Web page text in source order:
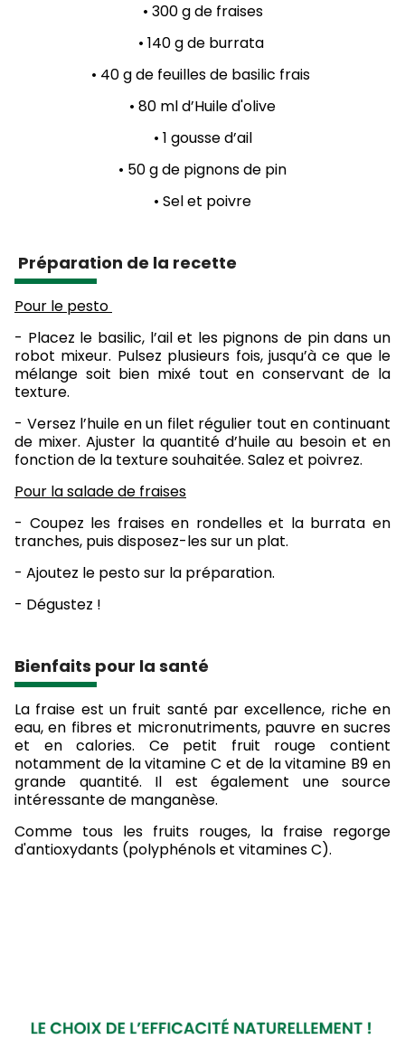
• 300 g de fraises
• 140 g de burrata
• 40 g de feuilles de basilic frais
• 80 ml d’Huile d'olive
• 1 gousse d’ail
• 50 g de pignons de pin
• Sel et poivre
Préparation de la recette
Pour le pesto
- Placez le basilic, l’ail et les pignons de pin dans un
robot mixeur. Pulsez plusieurs fois, jusqu’à ce que le
mélange soit bien mixé tout en conservant de la
texture.
- Versez l’huile en un filet régulier tout en continuant
de mixer. Ajuster la quantité d’huile au besoin et en
fonction de la texture souhaitée. Salez et poivrez.
Pour la salade de fraises
- Coupez les fraises en rondelles et la burrata en
tranches, puis disposez-les sur un plat.
- Ajoutez le pesto sur la préparation.
- Dégustez !
Bienfaits pour la santé
La fraise est un fruit santé par excellence, riche en
eau, en fibres et micronutriments, pauvre en sucres
et en calories. Ce petit fruit rouge contient
notamment de la vitamine C et de la vitamine B9 en
grande quantité. Il est également une source
intéressante de manganèse.
Comme tous les fruits rouges, la fraise regorge
d'antioxydants (polyphénols et vitamines C).